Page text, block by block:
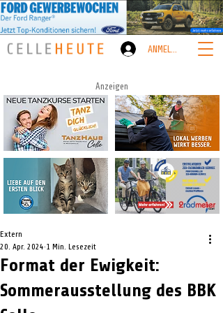
ANMELDEN
Anzeigen
Format der Ewigkeit:
Sommerausstellung des BBK
Extern
20. Apr. 2024 1 Min. Lesezeit